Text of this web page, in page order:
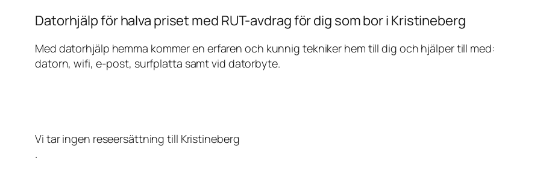
Datorhjälp för halva priset med RUT-avdrag för dig som bor i Kristineberg
Med datorhjälp hemma kommer en erfaren och kunnig tekniker hem till dig och hjälper till med:
datorn, wifi, e-post, surfplatta samt vid datorbyte.
Vi tar ingen reseersättning till Kristineberg
.